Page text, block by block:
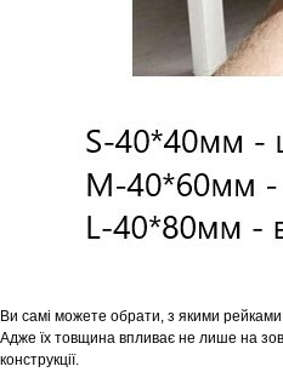
Ви самі можете обрати, з якими
Адже їх товщина впливає не лише на
конструкції.